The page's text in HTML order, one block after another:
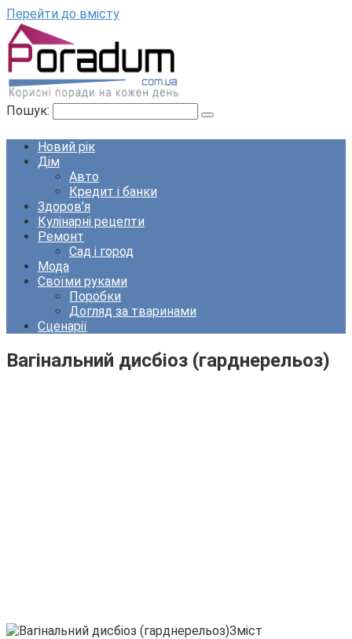
Перейти до вмісту
Пошук:
Новий рік
Дім
Авто
Кредит і банки
Здоров’я
Кулінарні рецепти
Ремонт
Сад і город
Мода
Своїми руками
Поробки
Догляд за тваринами
Сценарії
Вагінальний дисбіоз (гарднерельоз)
Зміст